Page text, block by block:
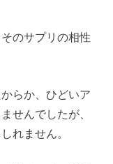
のサプリの相性
らか、ひどいア
せんでしたが、
れません。